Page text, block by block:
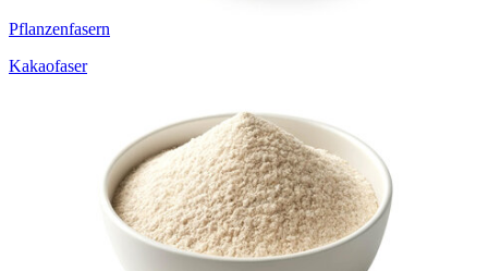
Pflanzenfasern
Kakaofaser